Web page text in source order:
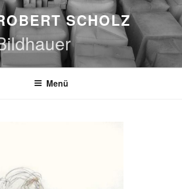
SCHOLZ
Menü